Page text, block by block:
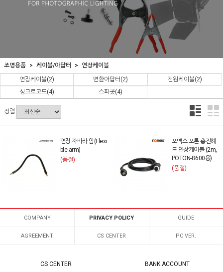
조명용품 케이블/아답터
연장케이블
연장케이블(2) 변환아답터 (2) 전원케이블(2)
싱크로코드(4) 스피곳(4)
정렬
연장 자바라 암(Flexi
ble arm)
(품절)
포멕스 포톤 충전헤
드 연장케이블 (2m,
POTON-B600용)
(품절)
COMPANY PRIVACY POLICY GUIDE
AGREEMENT CS CENTER PC VER.
CS CENTER BANK ACCOUNT